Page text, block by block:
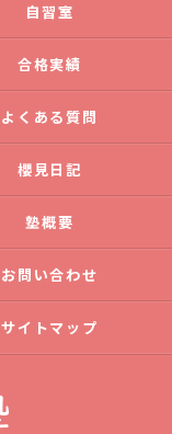
自習室
合格実績
よくある質問
櫻見日記
塾概要
お問い合わせ
サイトマップ